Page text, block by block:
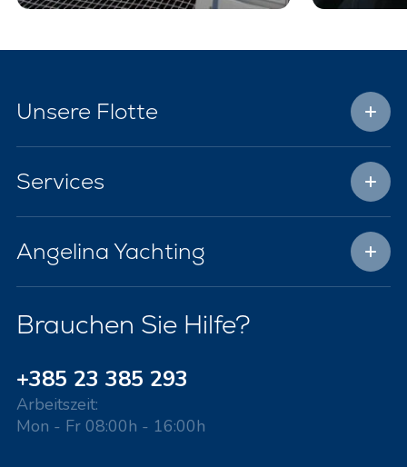
Unsere Flotte
Services
Angelina Yachting
Brauchen Sie Hilfe?
+385 23 385 293
Arbeitszeit:
Mon - Fr 08:00h - 16:00h